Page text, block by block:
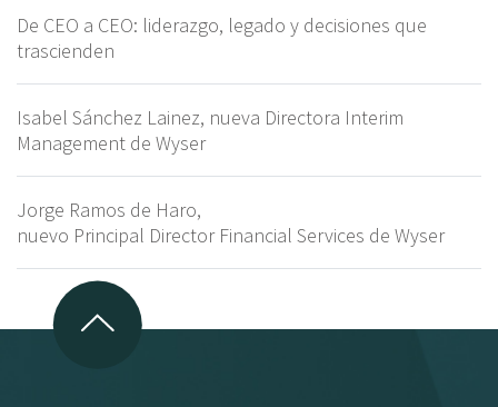
De CEO a CEO: liderazgo, legado y decisiones que
trascienden
Isabel Sánchez Lainez, nueva Directora Interim
Management de Wyser
Jorge Ramos de Haro,
nuevo Principal Director Financial Services de Wyser